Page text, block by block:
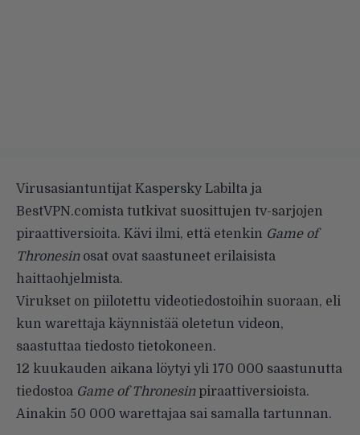
Virusasiantuntijat Kaspersky Labilta ja
BestVPN.comista tutkivat suosittujen tv-sarjojen
piraattiversioita. Kävi ilmi, että etenkin Game of
Thronesinosat ovat saastuneet erilaisista
haittaohjelmista.
Virukset on piilotettu videotiedostoihin suoraan, eli
kun warettaja käynnistää oletetun videon,
saastuttaa tiedosto tietokoneen.
12 kuukauden aikana löytyi yli 170 000 saastunutta
tiedostoa Game of Thronesinpiraattiversioista.
Ainakin 50 000 warettajaa sai samalla tartunnan.